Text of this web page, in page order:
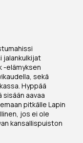
jalankulkijat
-elämyksen
sekä
Hyppää
aavaa
pitkälle Lapin
jos ei ole
kansallispuiston